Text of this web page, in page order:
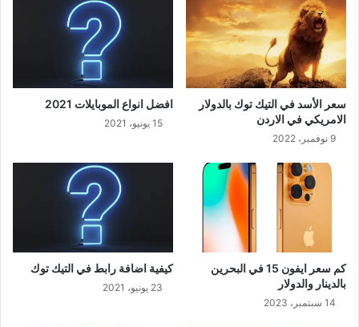
سعر الأسد في التيك توك بالدولار
الامريكي في الاردن
9 نوفمبر، 2022
افضل انواع الموبايلات 2021
15 يونيو، 2021
كم سعر ايفون 15 في البحرين
بالدينار والدولار
14 سبتمبر، 2023
كيفية اضافة رابط في التيك توك
23 يونيو، 2021